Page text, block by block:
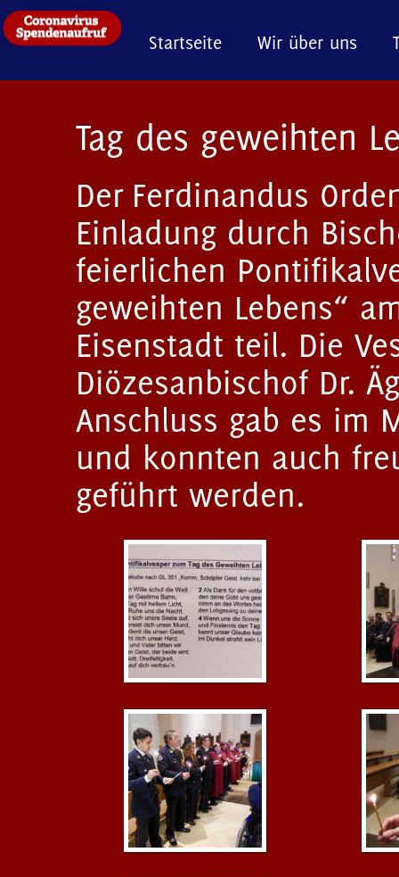
Startseite Wir über uns
Tag des geweihten
Der Ferdinandus
Einladung durch
feierlichen
geweihten Lebens“
Eisenstadt teil. Die
Diözesanbischof Dr.
Anschluss gab es im
und konnten auch
geführt werden.